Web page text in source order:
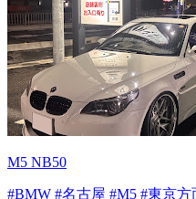
M5 NB50
#BMW #名古屋 #M5 #東京方